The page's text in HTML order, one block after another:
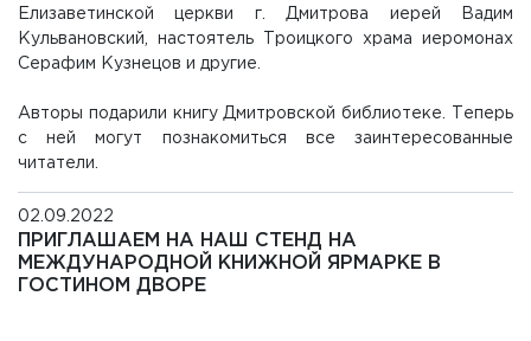
Елизаветинской церкви г. Дмитрова иерей Вадим
Кульвановский, настоятель Троицкого храма иеромонах
Серафим Кузнецов и другие.
Авторы подарили книгу Дмитровской библиотеке. Теперь
с ней могут познакомиться все заинтересованные
читатели.
02.09.2022
ПРИГЛАШАЕМ НА НАШ СТЕНД НА
МЕЖДУНАРОДНОЙ КНИЖНОЙ ЯРМАРКЕ В
ГОСТИНОМ ДВОРЕ